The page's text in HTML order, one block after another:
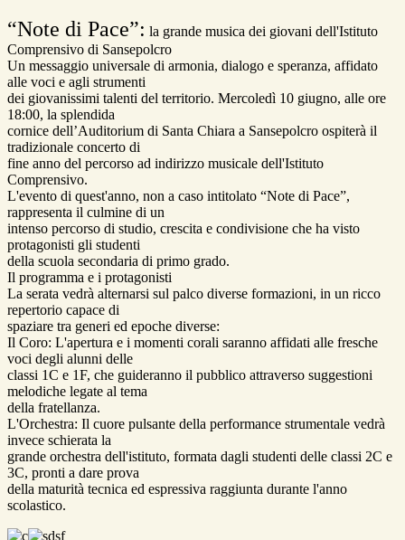
“Note di Pace”: la grande musica dei giovani dell'Istituto
Comprensivo di Sansepolcro
Un messaggio universale di armonia, dialogo e speranza, affidato
alle voci e agli strumenti
dei giovanissimi talenti del territorio. Mercoledì 10 giugno, alle ore
18:00, la splendida
cornice dell’Auditorium di Santa Chiara a Sansepolcro ospiterà il
tradizionale concerto di
fine anno del percorso ad indirizzo musicale dell'Istituto
Comprensivo.
L'evento di quest'anno, non a caso intitolato “Note di Pace”,
rappresenta il culmine di un
intenso percorso di studio, crescita e condivisione che ha visto
protagonisti gli studenti
della scuola secondaria di primo grado.
Il programma e i protagonisti
La serata vedrà alternarsi sul palco diverse formazioni, in un ricco
repertorio capace di
spaziare tra generi ed epoche diverse:
Il Coro: L'apertura e i momenti corali saranno affidati alle fresche
voci degli alunni delle
classi 1C e 1F, che guideranno il pubblico attraverso suggestioni
melodiche legate al tema
della fratellanza.
L'Orchestra: Il cuore pulsante della performance strumentale vedrà
invece schierata la
grande orchestra dell'istituto, formata dagli studenti delle classi 2C e
3C, pronti a dare prova
della maturità tecnica ed espressiva raggiunta durante l'anno
scolastico.